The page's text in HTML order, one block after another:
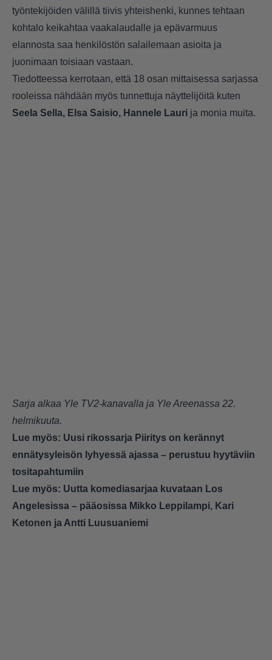
työntekijöiden välillä tiivis yhteishenki, kunnes tehtaan
kohtalo keikahtaa vaakalaudalle ja epävarmuus
elannosta saa henkilöstön salailemaan asioita ja
juonimaan toisiaan vastaan.
Tiedotteessa kerrotaan, että 18 osan mittaisessa sarjassa
rooleissa nähdään myös tunnettuja näyttelijöitä kuten
Seela Sella, Elsa Saisio, Hannele Lauri ja monia muita.
Sarja alkaa Yle TV2-kanavalla ja Yle Areenassa 22.
helmikuuta.
Lue myös: Uusi rikossarja Piiritys on kerännyt
ennätysyleisön lyhyessä ajassa – perustuu hyytäviin
tositapahtumiin
Lue myös: Uutta komediasarjaa kuvataan Los
Angelesissa – pääosissa Mikko Leppilampi, Kari
Ketonen ja Antti Luusuaniemi